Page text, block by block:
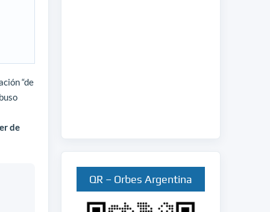
“de
de
QR – Orbes Argentina